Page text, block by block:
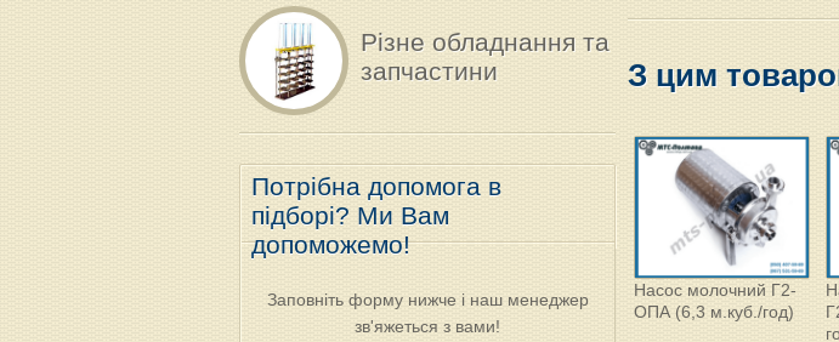
Різне обладнання та
запчастини
Потрібна допомога в
підборі? Ми Вам
допоможемо!
Заповніть форму нижче і наш менеджер
зв'яжеться з вами!
З цим
Насос відцентровий
НЦС 12-10 (12 м.куб./
Насос відцентровий
1Г2-ОПД (25 м.куб/
год)
Насос молочний Г2-
ОПА (6,3 м.куб./год)